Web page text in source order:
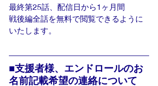
最終第25話、配信日から1ヶ月間
戦後編全話を無料で閲覧できるように
いたします。
■支援者様、エンドロールのお
名前記載希望の連絡について